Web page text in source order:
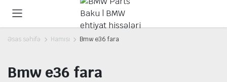
Əsas səhifə Hamısı Bmw e36 fara
Bmw e36 fara